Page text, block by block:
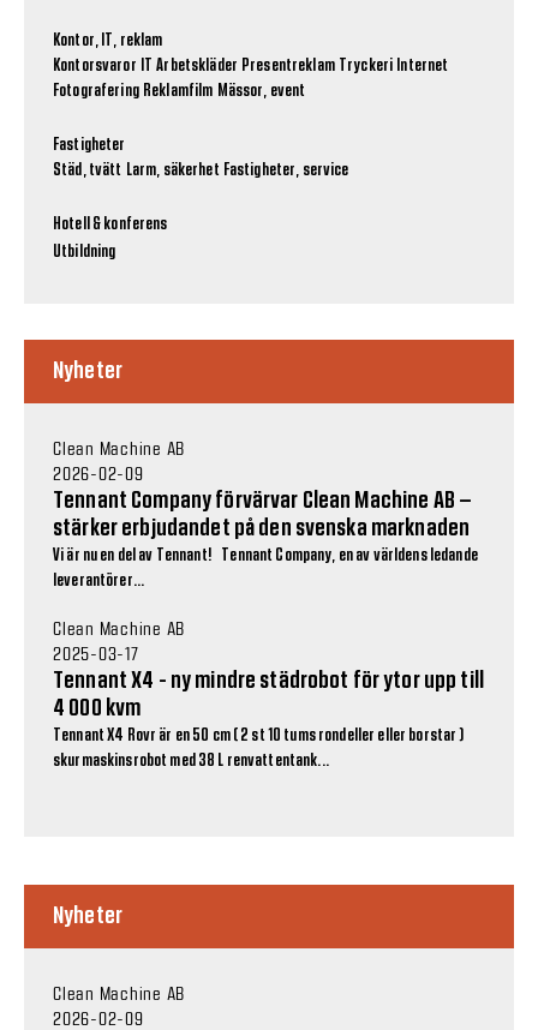
Kontor, IT, reklam
Kontorsvaror IT Arbetskläder Presentreklam Tryckeri Internet
Fotografering Reklamfilm Mässor, event
Fastigheter
Städ, tvätt Larm, säkerhet Fastigheter, service
Hotell & konferens
Utbildning
Nyheter
Clean Machine AB
2026-02-09
Tennant Company förvärvar Clean Machine AB –
stärker erbjudandet på den svenska marknaden
Vi är nu en del av Tennant! Tennant Company, en av världens ledande
leverantörer...
Clean Machine AB
2025-03-17
Tennant X4 - ny mindre städrobot för ytor upp till
4 000 kvm
Tennant X4 Rovr är en 50 cm ( 2 st 10 tums rondeller eller borstar )
skurmaskinsrobot med 38 L renvattentank...
Nyheter
Clean Machine AB
2026-02-09